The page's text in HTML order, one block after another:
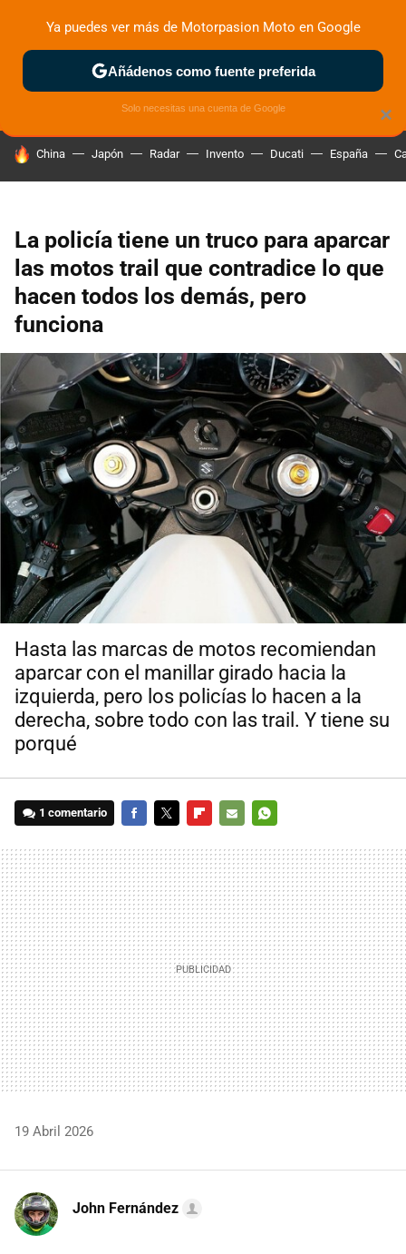
ZONA DE PRUEBAS DEPORTIVAS MOTOS ELÉCTRICAS
HOY SE HABLA DE
China Japón Radar Invento Ducati España
La policía tiene un truco para aparcar
las motos trail que contradice lo que
hacen todos los demás, pero
funciona
Hasta las marcas de motos recomiendan
aparcar con el manillar girado hacia la
izquierda, pero los policías lo hacen a la
derecha, sobre todo con las trail. Y tiene su
porqué
1 comentario
MAIL
19 Abril 2026
John Fernández
×
Ya puedes ver más de Motorpasion Moto en Google
Añádenos como fuente preferida
Solo necesitas una cuenta de Google